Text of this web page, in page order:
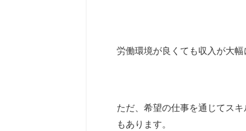
労働環境が良くても収入が大
ただ、希望の仕事を通じてス
もあります。